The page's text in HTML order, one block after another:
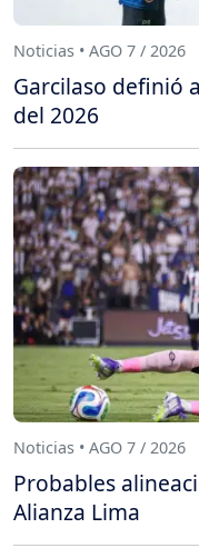
Noticias • AGO 7 / 2026
Garcilaso definió
del 2026
Noticias • AGO 7 / 2026
Probables
Alianza Lima